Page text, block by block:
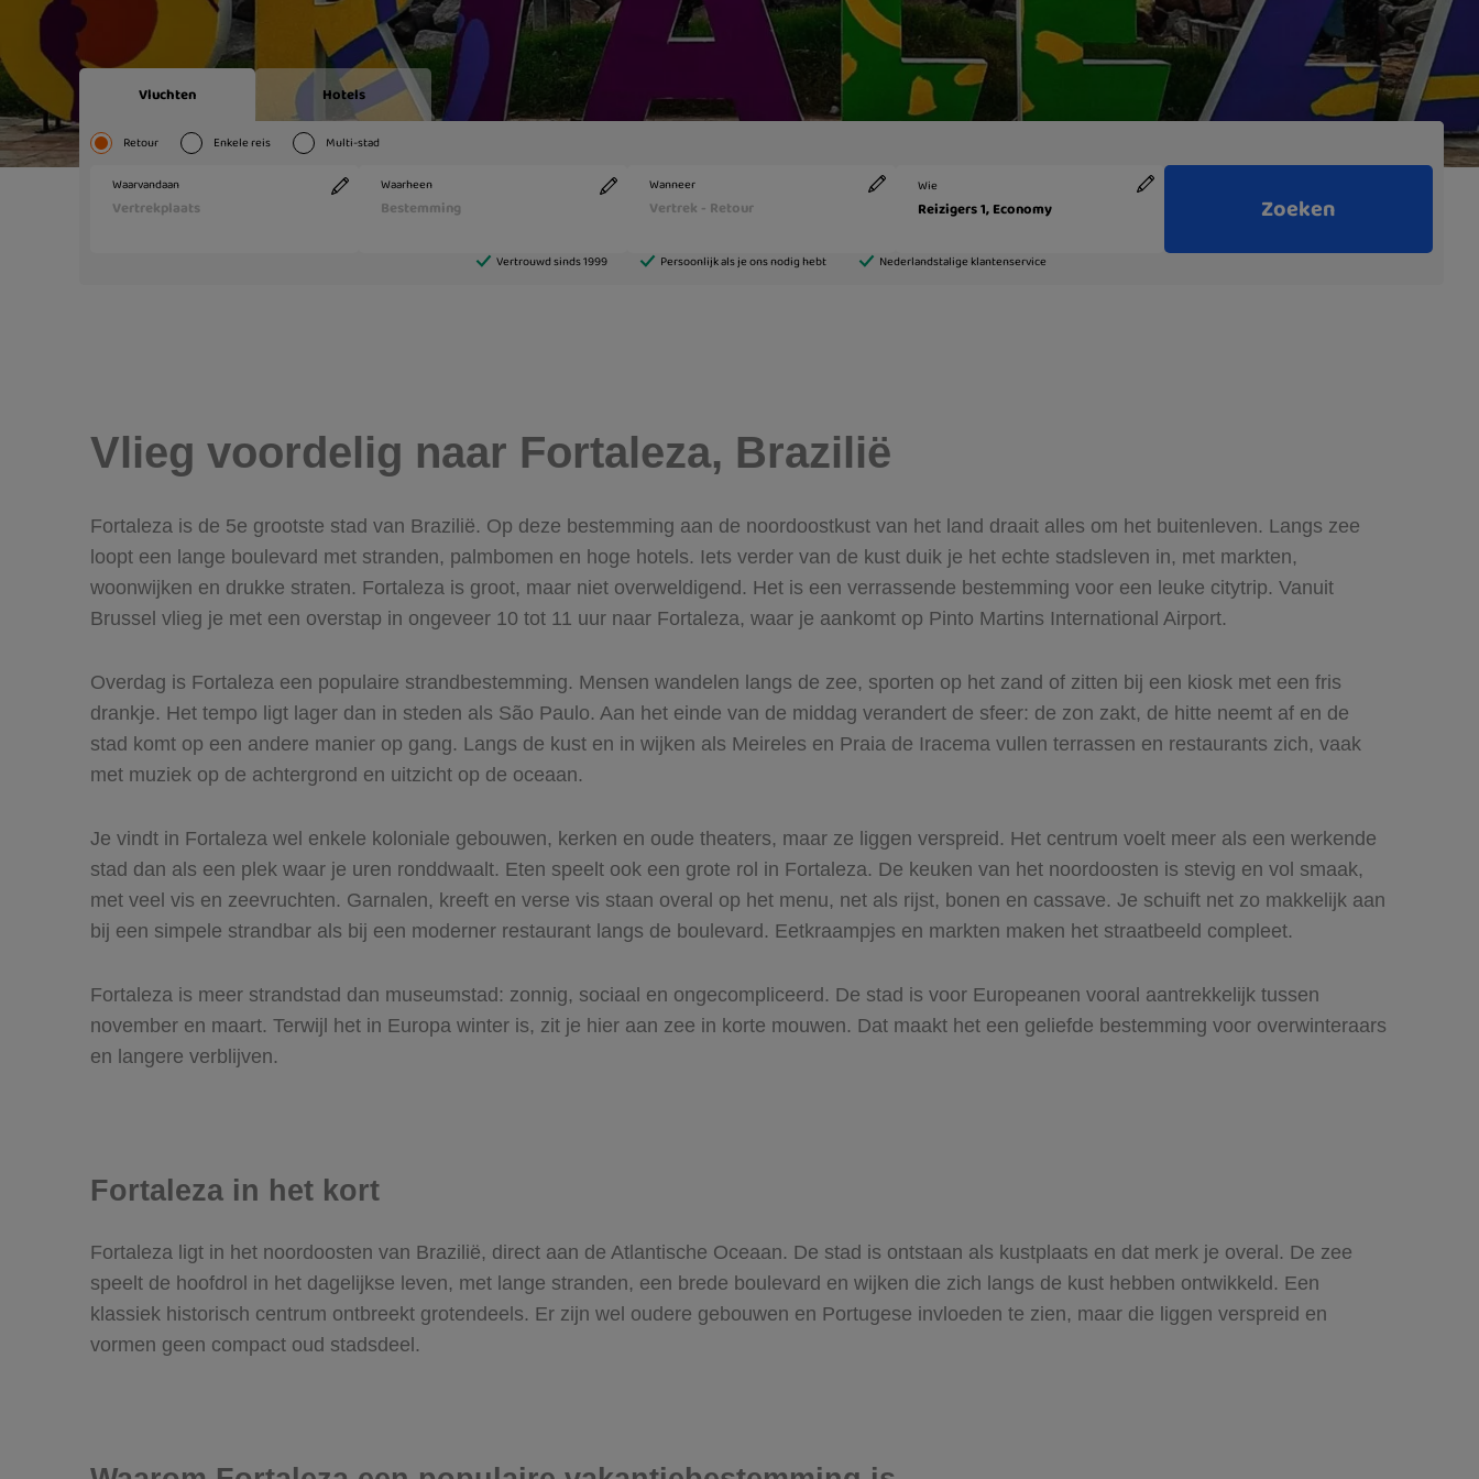
Vlieg voordelig naar Fortaleza, Brazilië
Fortaleza is de 5e grootste stad van Brazilië. Op deze bestemming aan de noordoostkust van het land draait alles om het buitenleven. Langs zee
loopt een lange boulevard met stranden, palmbomen en hoge hotels. Iets verder van de kust duik je het echte stadsleven in, met markten,
woonwijken en drukke straten. Fortaleza is groot, maar niet overweldigend. Het is een verrassende bestemming voor een leuke citytrip. Vanuit
Brussel vlieg je met een overstap in ongeveer 10 tot 11 uur naar Fortaleza, waar je aankomt op Pinto Martins International Airport.
Overdag is Fortaleza een populaire strandbestemming. Mensen wandelen langs de zee, sporten op het zand of zitten bij een kiosk met een fris
drankje. Het tempo ligt lager dan in steden als São Paulo. Aan het einde van de middag verandert de sfeer: de zon zakt, de hitte neemt af en de
stad komt op een andere manier op gang. Langs de kust en in wijken als Meireles en Praia de Iracema vullen terrassen en restaurants zich, vaak
met muziek op de achtergrond en uitzicht op de oceaan.
Je vindt in Fortaleza wel enkele koloniale gebouwen, kerken en oude theaters, maar ze liggen verspreid. Het centrum voelt meer als een werkende
stad dan als een plek waar je uren ronddwaalt. Eten speelt ook een grote rol in Fortaleza. De keuken van het noordoosten is stevig en vol smaak,
met veel vis en zeevruchten. Garnalen, kreeft en verse vis staan overal op het menu, net als rijst, bonen en cassave. Je schuift net zo makkelijk aan
bij een simpele strandbar als bij een moderner restaurant langs de boulevard. Eetkraampjes en markten maken het straatbeeld compleet.
Fortaleza is meer strandstad dan museumstad: zonnig, sociaal en ongecompliceerd. De stad is voor Europeanen vooral aantrekkelijk tussen
november en maart. Terwijl het in Europa winter is, zit je hier aan zee in korte mouwen. Dat maakt het een geliefde bestemming voor overwinteraars
en langere verblijven.
Fortaleza in het kort
Fortaleza ligt in het noordoosten van Brazilië, direct aan de Atlantische Oceaan. De stad is ontstaan als kustplaats en dat merk je overal. De zee
speelt de hoofdrol in het dagelijkse leven, met lange stranden, een brede boulevard en wijken die zich langs de kust hebben ontwikkeld. Een
klassiek historisch centrum ontbreekt grotendeels. Er zijn wel oudere gebouwen en Portugese invloeden te zien, maar die liggen verspreid en
vormen geen compact oud stadsdeel.